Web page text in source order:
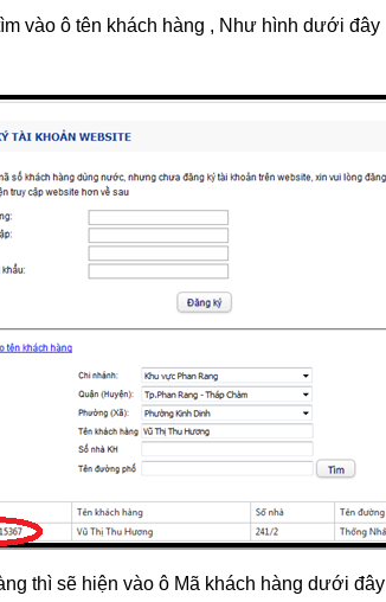
vào ô tên khách hàng , Như hình dưới đây
thì sẽ hiện vào ô Mã khách hàng dưới đây